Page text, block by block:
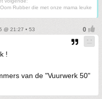
Rubber die met onze mama leuke
@ 21:27 • 53
!
van de "Vuurwerk 50"